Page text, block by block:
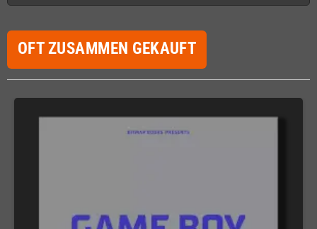
OFT ZUSAMMEN GEKAUFT